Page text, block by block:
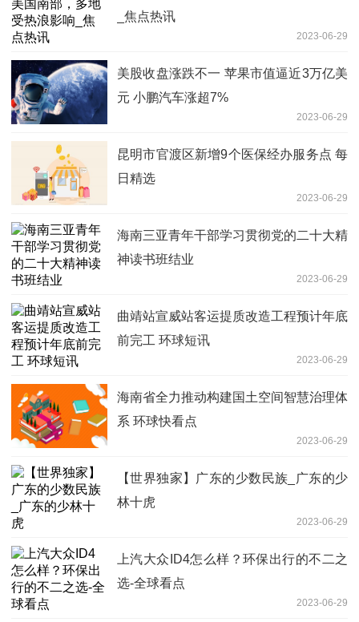
_焦点热讯
2023-06-29
美股收盘涨跌不一 苹果市值逼近3万亿美
元 小鹏汽车涨超7%
2023-06-29
昆明市官渡区新增9个医保经办服务点 每
日精选
2023-06-29
海南三亚青年干部学习贯彻党的二十大精
神读书班结业
2023-06-29
曲靖站宣威站客运提质改造工程预计年底
前完工 环球短讯
2023-06-29
海南省全力推动构建国土空间智慧治理体
系 环球快看点
2023-06-29
【世界独家】广东的少数民族_广东的少
林十虎
2023-06-29
上汽大众ID4怎么样？环保出行的不二之
选-全球看点
2023-06-29